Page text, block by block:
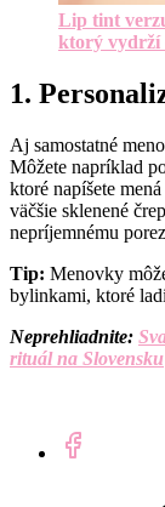
Lip tint
ktorý vydrží
1.
Aj samostatné
Môžete napríklad
ktoré napíšete
väčšie sklenené
nepríjemnému
Tip: Menovky môž
bylinkami, ktoré
Neprehliadnite:
rituál na Slovensku